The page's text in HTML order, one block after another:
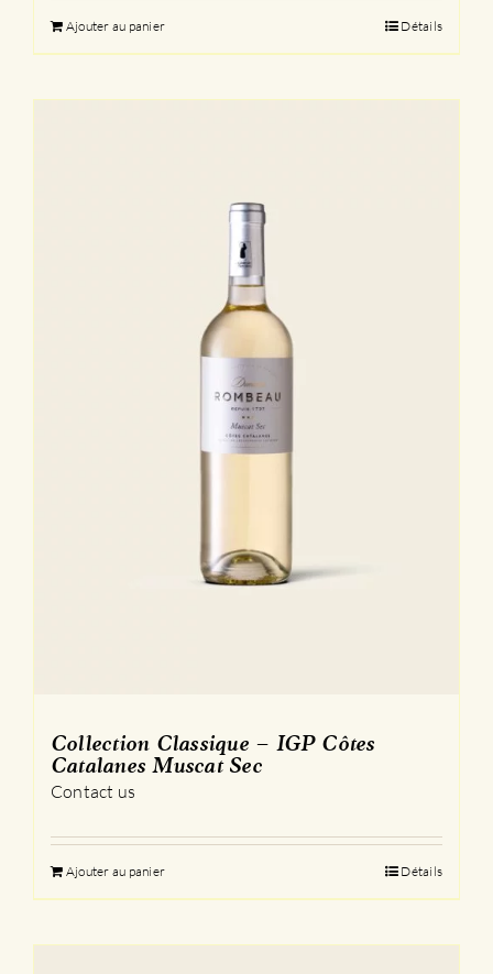
Ajouter au panier Détails
Collection Classique – IGP Côtes
Catalanes Muscat Sec
Contact us
Ajouter au panier Détails